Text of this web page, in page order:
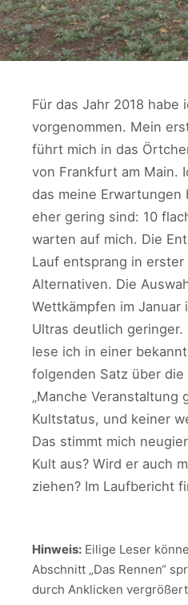
Für das Jahr 2018 habe
vorgenommen. Mein
führt mich in das
von Frankfurt am Main.
das meine Erwartungen
eher gering sind: 10
warten auf mich. Die
Lauf entsprang in erster
Alternativen. Die
Wettkämpfen im Januar
Ultras deutlich
lese ich in einer
folgenden Satz über die
„Manche Veranstaltung
Kultstatus, und keiner
Das stimmt mich
Kult aus? Wird er auch
ziehen? Im Laufbericht
Hinweis: Eilige Leser
Abschnitt „Das Rennen“
durch Anklicken